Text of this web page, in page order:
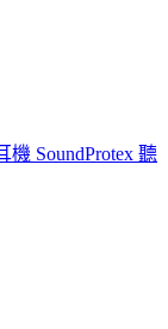
機 SoundProtex 聽